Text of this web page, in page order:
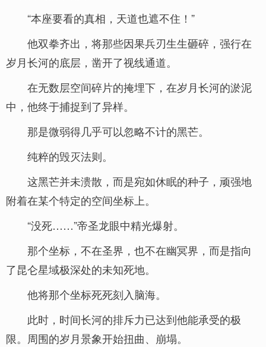
“本座要看的真相，天道也遮不住！”
他双拳齐出，将那些因果兵刃生生砸碎，强行在
岁月长河的底层，凿开了视线通道。
在无数层空间碎片的掩埋下，在岁月长河的淤泥
中，他终于捕捉到了异样。
那是微弱得几乎可以忽略不计的黑芒。
纯粹的毁灭法则。
这黑芒并未溃散，而是宛如休眠的种子，顽强地
附着在某个特定的空间坐标上。
“没死……”帝圣龙眼中精光爆射。
那个坐标，不在圣界，也不在幽冥界，而是指向
了昆仑星域极深处的未知死地。
他将那个坐标死死刻入脑海。
此时，时间长河的排斥力已达到他能承受的极
限。周围的岁月景象开始扭曲、崩塌。